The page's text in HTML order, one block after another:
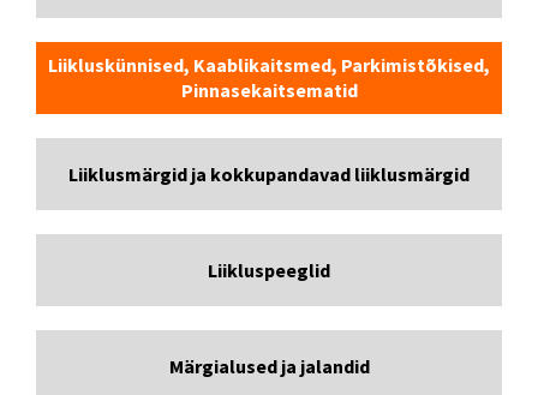
Liikluskünnised, Kaablikaitsmed, Parkimistõkised,
Pinnasekaitsematid
Liiklusmärgid ja kokkupandavad liiklusmärgid
Liikluspeeglid
Märgialused ja jalandid